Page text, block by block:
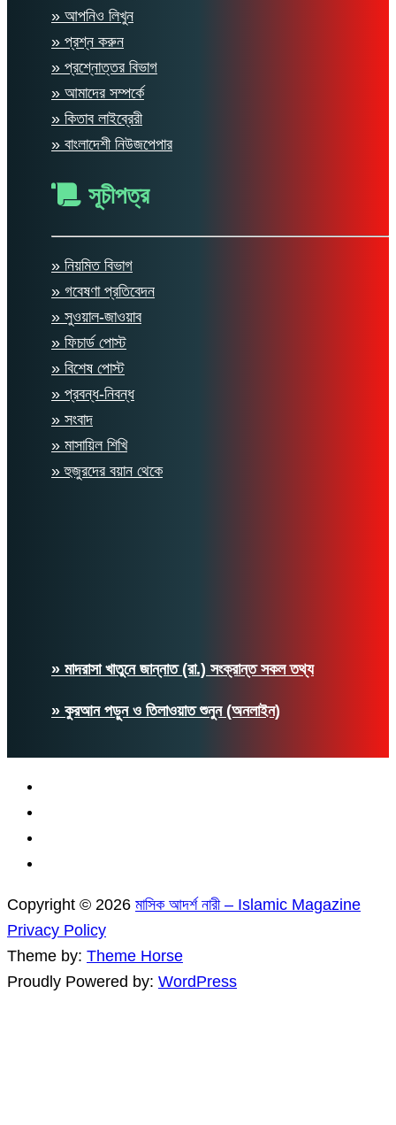
» আপনিও লিখুন
» প্রশ্ন করুন
» প্রশ্নোত্তর বিভাগ
» আমাদের সম্পর্কে
» কিতাব লাইব্রেরী
» বাংলাদেশী নিউজপেপার
সূচীপত্র
» নিয়মিত বিভাগ
» গবেষণা প্রতিবেদন
» সুওয়াল-জাওয়াব
» ফিচার্ড পোস্ট
» বিশেষ পোস্ট
» প্রবন্ধ-নিবন্ধ
» সংবাদ
» মাসায়িল শিখি
» হুজুরদের বয়ান থেকে
» মাদরাসা খাতুনে জান্নাত (রা.) সংক্রান্ত সকল তথ্য
» কুরআন পড়ুন ও তিলাওয়াত শুনুন (অনলাইন)
Copyright © 2026 মাসিক আদর্শ নারী – Islamic Magazine
Privacy Policy
Theme by: Theme Horse
Proudly Powered by: WordPress